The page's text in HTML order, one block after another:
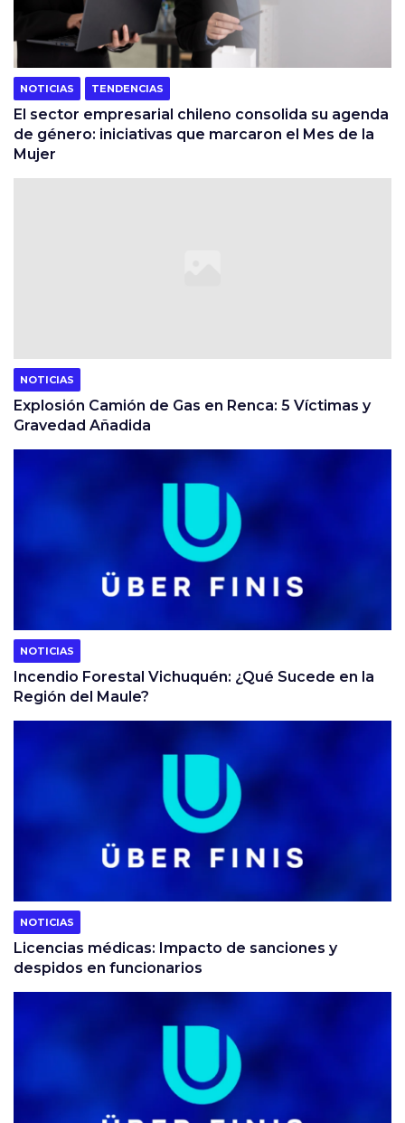
NOTICIAS TENDENCIAS
El sector empresarial chileno consolida su agenda
de género: iniciativas que marcaron el Mes de la
Mujer
NOTICIAS
Explosión Camión de Gas en Renca: 5 Víctimas y
Gravedad Añadida
NOTICIAS
Incendio Forestal Vichuquén: ¿Qué Sucede en la
Región del Maule?
NOTICIAS
Licencias médicas: Impacto de sanciones y
despidos en funcionarios